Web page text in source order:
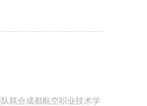
联合成都航空职业技术学